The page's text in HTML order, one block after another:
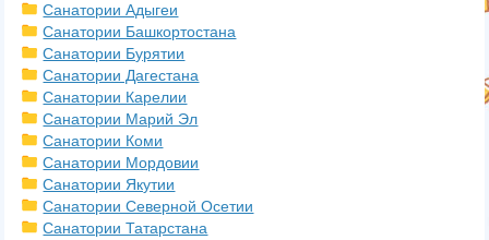
Санатории Адыгеи
Санатории Башкортостана
Санатории Бурятии
Санатории Дагестана
Санатории Карелии
Санатории Марий Эл
Санатории Коми
Санатории Мордовии
Санатории Якутии
Санатории Северной Осетии
Санатории Татарстана